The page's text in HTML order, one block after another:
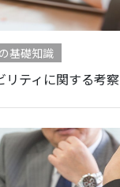
基礎知識
リティに関する考察